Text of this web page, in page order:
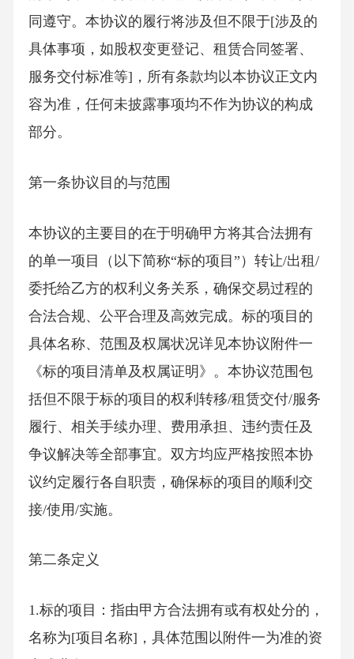
同遵守。本协议的履行将涉及但不限于[涉及的
具体事项，如股权变更登记、租赁合同签署、
服务交付标准等]，所有条款均以本协议正文内
容为准，任何未披露事项均不作为协议的构成
部分。
第一条协议目的与范围
本协议的主要目的在于明确甲方将其合法拥有
的单一项目（以下简称“标的项目”）转让/出租/
委托给乙方的权利义务关系，确保交易过程的
合法合规、公平合理及高效完成。标的项目的
具体名称、范围及权属状况详见本协议附件一
《标的项目清单及权属证明》。本协议范围包
括但不限于标的项目的权利转移/租赁交付/服务
履行、相关手续办理、费用承担、违约责任及
争议解决等全部事宜。双方均应严格按照本协
议约定履行各自职责，确保标的项目的顺利交
接/使用/实施。
第二条定义
1.标的项目：指由甲方合法拥有或有权处分的，
名称为[项目名称]，具体范围以附件一为准的资